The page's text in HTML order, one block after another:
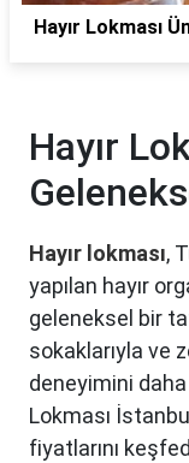
Hayır Lokması
Hayır
Hayır lokması,
yapılan hayır
geleneksel bir
sokaklarıyla ve
deneyimini daha
Lokması
fiyatlarını